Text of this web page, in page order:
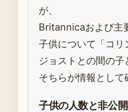
が、
Britannicaおよび主
子供について「コリ
ジョストとの間の子
そちらが情報として
子供の人数と非公